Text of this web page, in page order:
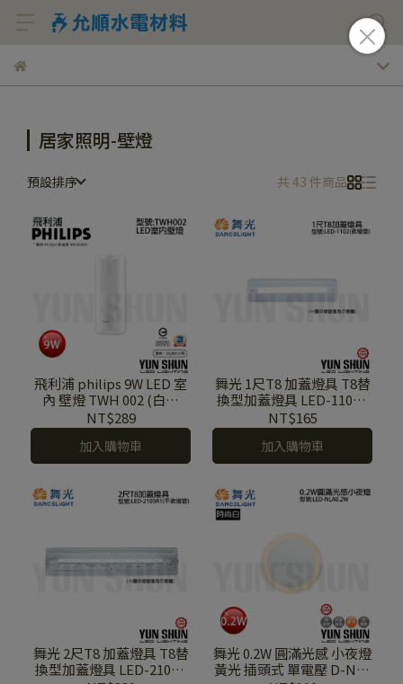
居家照明-壁燈
預設排序 共 43 件商品
飛利浦 philips 9W LED 室
內 壁燈 TWH 002 (白光
6500K)
NT$289
加入購物車
舞光 1尺T8 加蓋燈具 T8替
換型加蓋燈具 LED-1102 /
LED-1103 / LED-1103 ST
NT$165
加入購物車
舞光 2尺T8 加蓋燈具 T8替
換型加蓋燈具 LED-2105 /
舞光 0.2W 圓滿光感 小夜燈
黃光 插頭式 單電壓 D-NLA